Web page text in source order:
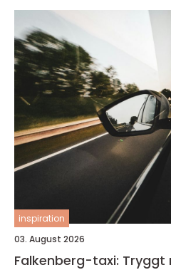
inspiration
03. August 2026
Falkenberg-taxi: Tryggt